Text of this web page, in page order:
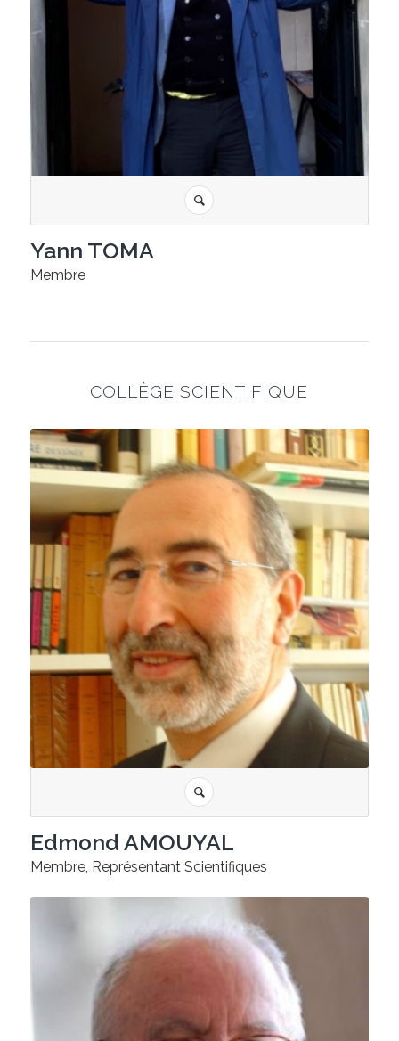
Yann TOMA
Membre
COLLÈGE SCIENTIFIQUE
Edmond AMOUYAL
Membre, Représentant Scientifiques